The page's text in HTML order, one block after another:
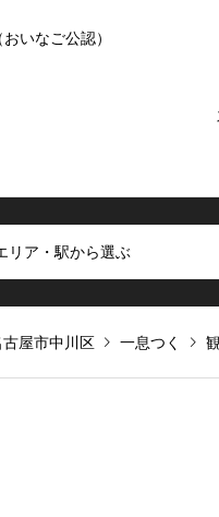
いなご公認）
リア・駅から選ぶ
古屋市中川区 一息つく